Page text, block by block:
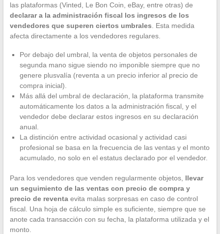
las plataformas (Vinted, Le Bon Coin, eBay, entre otras) de
declarar a la administración fiscal los ingresos de los
vendedores que superen ciertos umbrales . Esta medida
afecta directamente a los vendedores regulares.
Por debajo del umbral, la venta de objetos personales de
segunda mano sigue siendo no imponible siempre que no
genere plusvalía (reventa a un precio inferior al precio de
compra inicial).
Más allá del umbral de declaración, la plataforma transmite
automáticamente los datos a la administración fiscal, y el
vendedor debe declarar estos ingresos en su declaración
anual.
La distinción entre actividad ocasional y actividad casi
profesional se basa en la frecuencia de las ventas y el monto
acumulado, no solo en el estatus declarado por el vendedor.
Para los vendedores que venden regularmente objetos, llevar
un seguimiento de las ventas con precio de compra y
precio de reventaevita malas sorpresas en caso de control
fiscal. Una hoja de cálculo simple es suficiente, siempre que se
anote cada transacción con su fecha, la plataforma utilizada y el
monto.